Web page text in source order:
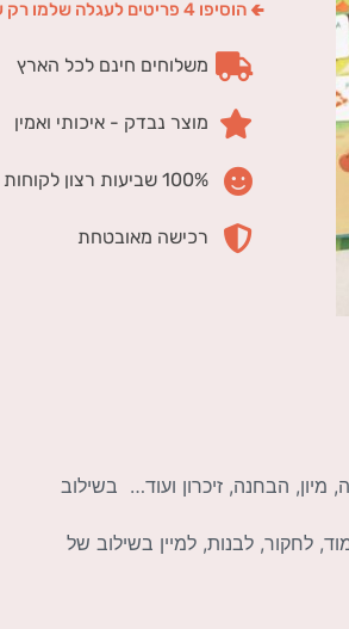
🢀 הוסיפו 4 פריטים לעגלה שלמו רק על 3
משלוחים חינם לכל הארץ
מוצר נבדק - איכותי ואמין
100% שביעות רצון לקוחות
רכישה מאובטחת
מיון, הבחנה, זיכרון ועוד… בשילוב
לחקור, לבנות, למיין בשילוב של